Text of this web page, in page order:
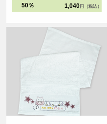
50％ 1,040 円（税込）